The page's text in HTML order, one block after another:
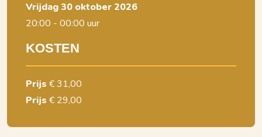
vrijdag 30 oktober 2026
20:00 - 00:00 uur
KOSTEN
Prijs € 31,00
Prijs € 29,00